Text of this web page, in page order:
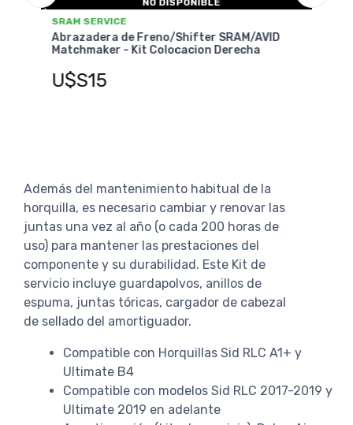
SRAM SERVICE
Abrazadera de Freno/Shifter SRAM/AVID
Matchmaker - Kit Colocacion Izquierda
U$S15
Además del mantenimiento habitual de la
horquilla, es necesario cambiar y renovar las
juntas una vez al año (o cada 200 horas de
uso) para mantener las prestaciones del
componente y su durabilidad. Este Kit de
servicio incluye guardapolvos, anillos de
espuma, juntas tóricas, cargador de cabezal
de sellado del amortiguador.
Compatible con Horquillas Sid RLC A1+ y
Ultimate B4
Compatible con modelos Sid RLC 2017-2019 y
Ultimate 2019 en adelante